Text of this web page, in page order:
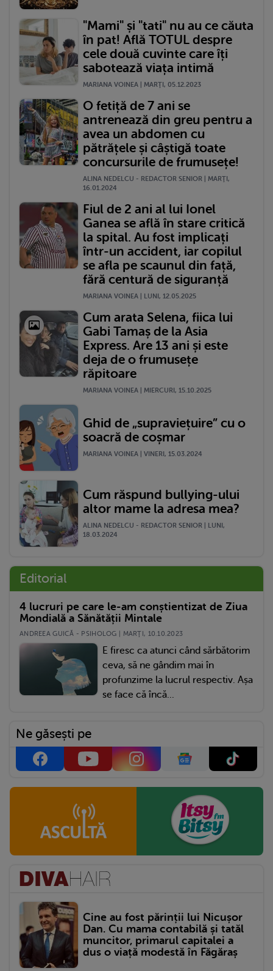
"Mami" și "tati" nu au ce căuta
în pat! Află TOTUL despre
cele două cuvinte care îți
sabotează viața intimă
MARIANA VOINEA | MARŢI, 05.12.2023
O fetiță de 7 ani se
antrenează din greu pentru a
avea un abdomen cu
pătrățele și câștigă toate
concursurile de frumusețe!
ALINA NEDELCU - REDACTOR SENIOR | MARŢI,
16.01.2024
Fiul de 2 ani al lui Ionel
Ganea se află în stare critică
la spital. Au fost implicați
într-un accident, iar copilul
se afla pe scaunul din față,
fără centură de siguranță
MARIANA VOINEA | LUNI, 12.05.2025
Cum arata Selena, fiica lui
Gabi Tamaș de la Asia
Express. Are 13 ani și este
deja de o frumusețe
răpitoare
MARIANA VOINEA | MIERCURI, 15.10.2025
Ghid de „supraviețuire” cu o
soacră de coșmar
MARIANA VOINEA | VINERI, 15.03.2024
Cum răspund bullying-ului
altor mame la adresa mea?
ALINA NEDELCU - REDACTOR SENIOR | LUNI,
18.03.2024
Editorial
4 lucruri pe care le-am conștientizat de Ziua
Mondială a Sănătății Mintale
ANDREEA GUICĂ - PSIHOLOG | MARŢI, 10.10.2023
E firesc ca atunci când sărbătorim
ceva, să ne gândim mai în
profunzime la lucrul respectiv. Așa
se face că încă...
Ne găsești pe
Cine au fost părinții lui Nicușor
Dan. Cu mama contabilă și tatăl
muncitor, primarul capitalei a
dus o viață modestă în Făgăraș